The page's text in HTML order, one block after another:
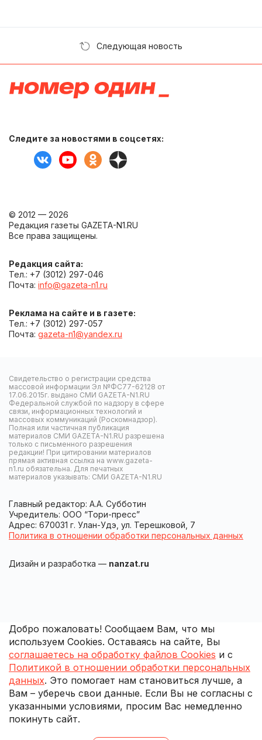
Следующая новость
Следите за новостями в соцсетях:
© 2012 — 2026
Редакция газеты GAZETA-N1.RU
Все права защищены.
Редакция сайта:
Тел.: +7 (3012) 297-046
Почта: info@gazeta-n1.ru
Реклама на сайте и в газете:
Тел.: +7 (3012) 297-057
Почта: gazeta-n1@yandex.ru
Свидетельство о регистрации средства
массовой информации Эл №ФС77-62128 от
17.06.2015г. выдано СМИ GAZETA-N1.RU
Федеральной службой по надзору в сфере
связи, информационных технологий и
массовых коммуникаций (Роскомнадзор).
Полная или частичная публикация
материалов СМИ GAZETA-N1.RU разрешена
только с письменного разрешения
редакции! При цитировании материалов
прямая активная ссылка на www.gazeta-
n1.ru обязательна. Для печатных
материалов указывать: СМИ GAZETA-N1.RU
Главный редактор: А.А. Субботин
Учредитель: ООО “Тори-пресс”
Адрес: 670031 г. Улан-Удэ, ул. Терешковой, 7
Политика в отношении обработки персональных данных
Дизайн и разработка — nanzat.ru
Добро пожаловать! Сообщаем Вам, что мы
используем Cookies. Оставаясь на сайте, Вы
соглашаетесь на обработку файлов Cookies и с
Политикой в отношении обработки персональных
данных. Это помогает нам становиться лучше, а
Вам – уберечь свои данные. Если Вы не согласны с
указанными условиями, просим Вас немедленно
покинуть сайт.